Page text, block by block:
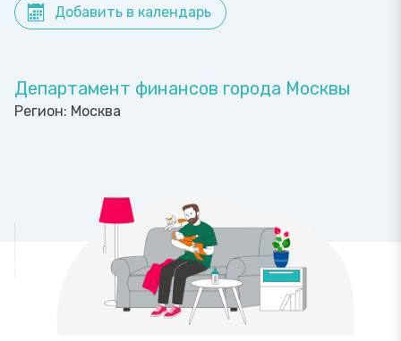
Добавить в календарь
Департамент финансов города Москвы
Регион: Москва